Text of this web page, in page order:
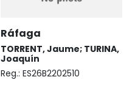
Ráfaga
TORRENT, Jaume; TURINA,
Joaquín
Reg.: ES26B2202510